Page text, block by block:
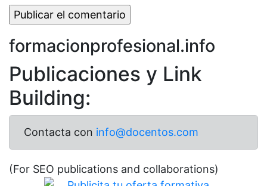
formacionprofesional.info
Publicaciones y Link
Building:
Contacta con info@docentos.com
(For SEO publications and collaborations)